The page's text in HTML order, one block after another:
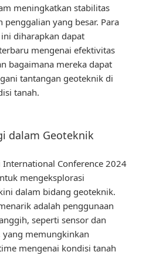
meningkatkan stabilitas
yang besar. Para
diharapkan dapat
mengenai efektivitas
bagaimana mereka dapat
tantangan geoteknik di
tanah.
dalam Geoteknik
International Conference 2024
mengeksplorasi
dalam bidang geoteknik.
adalah penggunaan
seperti sensor dan
memungkinkan
mengenai kondisi tanah